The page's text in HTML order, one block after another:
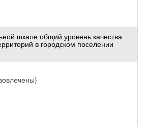
шкале общий уровень качества
в городском поселении